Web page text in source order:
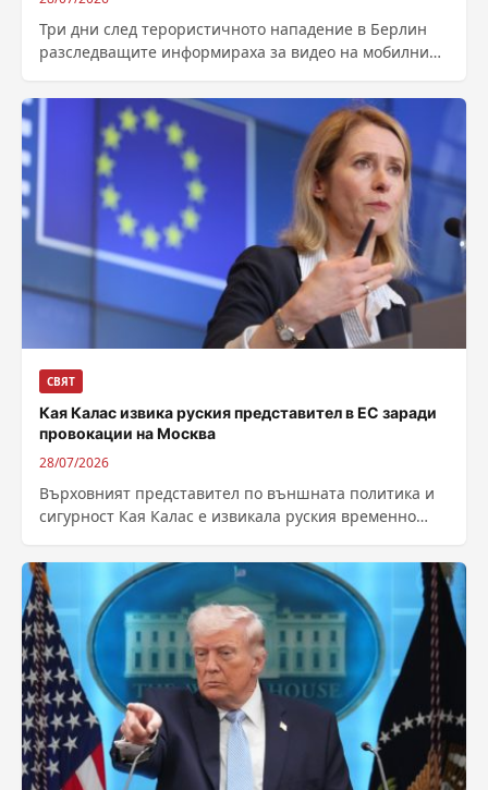
Три дни след терористичното нападение в Берлин
разследващите информираха за видео на мобилния
СВЯТ
Кая Калас извика руския представител в ЕС заради
провокации на Москва
28/07/2026
Върховният представител по външната политика и
сигурност Кая Калас е извикала руския временно